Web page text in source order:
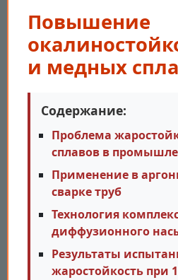
Повышение
и медных
Содержание:
Проблема
сплавов в
Применение в
сварке труб
Технология
диффузионного
Результаты
жаростойкость при